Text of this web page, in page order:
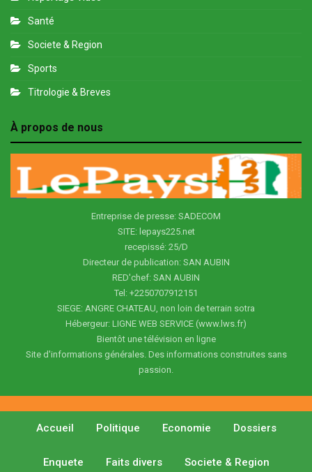
Santé
Societe & Region
Sports
Titrologie & Breves
À propos de nous
Entreprise de presse: SADECOM
SITE: lepays225.net
recepissé: 25/D
Directeur de publication: SAN AUBIN
RED'chef: SAN AUBIN
Tel: +2250707912151
SIEGE: ANGRE CHATEAU, non loin de terrain sotra
Hébergeur: LIGNE WEB SERVICE (www.lws.fr)
Bientôt une télévision en ligne
Site d'informations générales. Des informations construites sans
passion.
Accueil Politique Economie Dossiers
Enquete Faits divers Societe & Region